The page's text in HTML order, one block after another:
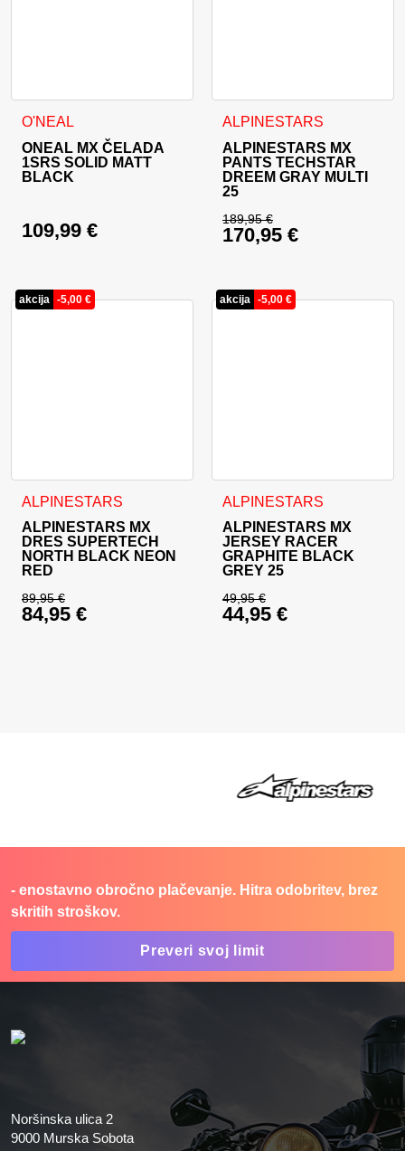
O'NEAL
ONEAL MX ČELADA
1SRS SOLID MATT
BLACK
109,99 €
Ta izdelek ima več različic. Možnosti lahko izberete na
ALPINESTARS
ALPINESTARS MX
PANTS TECHSTAR
DREEM GRAY MULTI
25
189,95€
Izvirna cena je bila:
170,95 €
Ta izdelek ima več različic.
akcija -5,00 €
ALPINESTARS
ALPINESTARS MX
DRES SUPERTECH
NORTH BLACK NEON
RED
89,95€
Izvirna cena je bila: 89,95 €.
84,95 €
Ta izdelek ima več različic. Možnosti lahko izberete na
akcija -5,00 €
ALPINESTARS
ALPINESTARS MX
JERSEY RACER
GRAPHITE BLACK
GREY 25
49,95€
Izvirna cena je bila:
44,95 €
Ta izdelek ima več različic.
- enostavno obročno plačevanje. Hitra odobritev, brez
skritih stroškov.
Preveri svoj limit
Noršinska ulica 2
9000 Murska Sobota